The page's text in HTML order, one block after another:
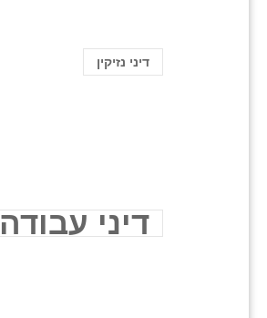
דיני נזיקין
דיני עבודה